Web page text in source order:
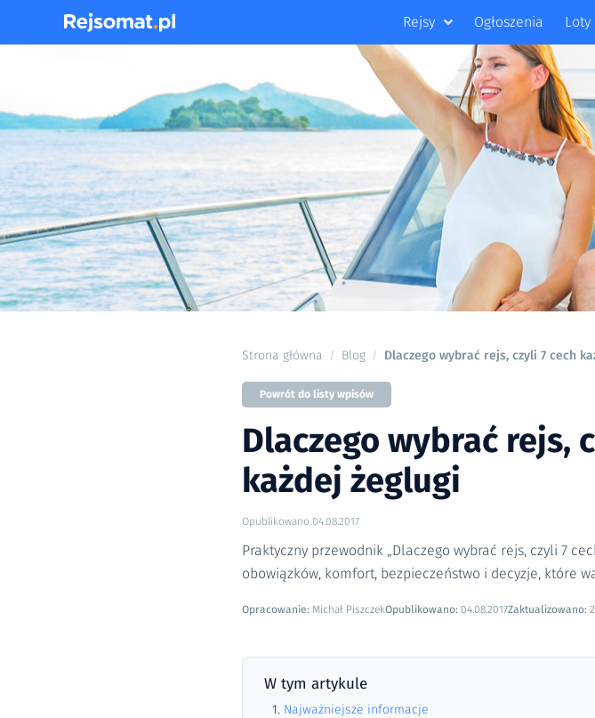
Rejsy Ogłoszenia Loty
Strona główna / Blog / Dlaczego wybrać rejs, czyli 7 cech
Powrót do listy wpisów
Dlaczego wybrać rejs,
każdej żeglugi
Opublikowano 04.08.2017
Praktyczny przewodnik „Dlaczego wybrać rejs, czyli 7
obowiązków, komfort, bezpieczeństwo i decyzje, które
Opracowanie: Michał PiszczekOpublikowano: 04.08.2017Zaktualizowano:
W tym artykule
Najważniejsze informacje